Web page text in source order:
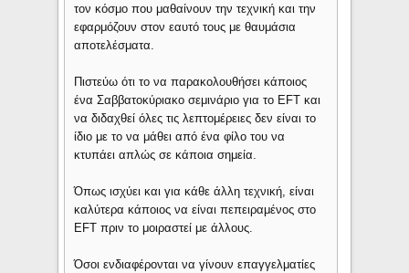
τον κόσμο που μαθαίνουν την τεχνική και την
εφαρμόζουν στον εαυτό τους με θαυμάσια
αποτελέσματα.
Πιστεύω ότι το να παρακολουθήσει κάποιος
ένα Σαββατοκύριακο σεμινάριο για το EFT και
να διδαχθεί όλες τις λεπτομέρειες δεν είναι το
ίδιο με το να μάθει από ένα φίλο του να
κτυπάει απλώς σε κάποια σημεία.
Όπως ισχύει και για κάθε άλλη τεχνική, είναι
καλύτερα κάποιος να είναι πεπειραμένος στο
EFT πριν το μοιραστεί με άλλους.
Όσοι ενδιαφέρονται να γίνουν επαγγελματίες